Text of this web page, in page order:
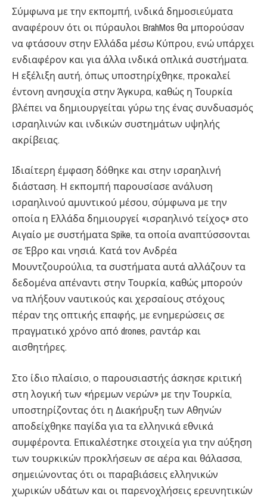
Σύμφωνα με την εκπομπή, ινδικά δημοσιεύματα
αναφέρουν ότι οι πύραυλοι BrahMos θα μπορούσαν
να φτάσουν στην Ελλάδα μέσω Κύπρου, ενώ υπάρχει
ενδιαφέρον και για άλλα ινδικά οπλικά συστήματα.
Η εξέλιξη αυτή, όπως υποστηρίχθηκε, προκαλεί
έντονη ανησυχία στην Άγκυρα, καθώς η Τουρκία
βλέπει να δημιουργείται γύρω της ένας συνδυασμός
ισραηλινών και ινδικών συστημάτων υψηλής
ακρίβειας.
Ιδιαίτερη έμφαση δόθηκε και στην ισραηλινή
διάσταση. Η εκπομπή παρουσίασε ανάλυση
ισραηλινού αμυντικού μέσου, σύμφωνα με την
οποία η Ελλάδα δημιουργεί «ισραηλινό τείχος» στο
Αιγαίο με συστήματα Spike, τα οποία αναπτύσσονται
σε Έβρο και νησιά. Κατά τον Ανδρέα
Μουντζουρούλια, τα συστήματα αυτά αλλάζουν τα
δεδομένα απέναντι στην Τουρκία, καθώς μπορούν
να πλήξουν ναυτικούς και χερσαίους στόχους
πέραν της οπτικής επαφής, με ενημερώσεις σε
πραγματικό χρόνο από drones, ραντάρ και
αισθητήρες.
Στο ίδιο πλαίσιο, ο παρουσιαστής άσκησε κριτική
στη λογική των «ήρεμων νερών» με την Τουρκία,
υποστηρίζοντας ότι η Διακήρυξη των Αθηνών
αποδείχθηκε παγίδα για τα ελληνικά εθνικά
συμφέροντα. Επικαλέστηκε στοιχεία για την αύξηση
των τουρκικών προκλήσεων σε αέρα και θάλασσα,
σημειώνοντας ότι οι παραβιάσεις ελληνικών
χωρικών υδάτων και οι παρενοχλήσεις ερευνητικών